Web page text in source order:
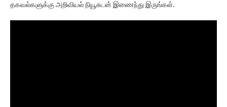
தகவல்களுக்கு அறிவியல் நியூசுடன் இணைந்து இருங்கள்.